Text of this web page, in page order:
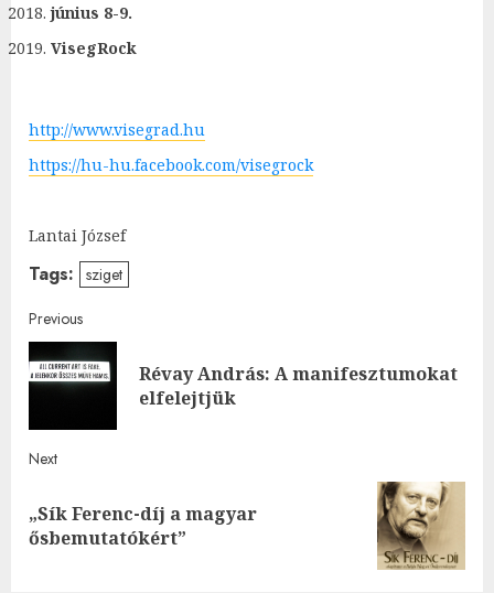
június 8-9.
VisegRock
http://www.visegrad.hu
https://hu-hu.facebook.com/visegrock
Lantai József
Tags: sziget
Post
navigation
Previous
Révay András: A manifesztumokat
elfelejtjük
Next
Next
post:
„Sík Ferenc-díj a magyar
ősbemutatókért”